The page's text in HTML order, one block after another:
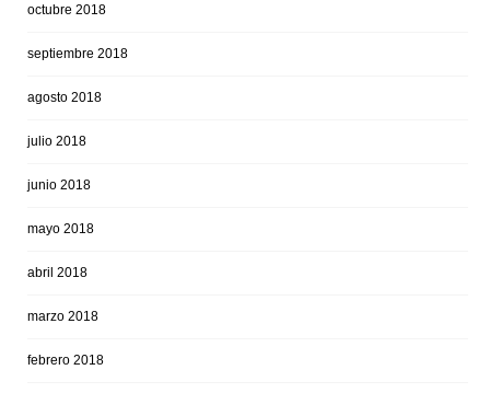
octubre 2018
septiembre 2018
agosto 2018
julio 2018
junio 2018
mayo 2018
abril 2018
marzo 2018
febrero 2018